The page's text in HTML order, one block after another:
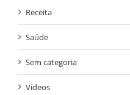
Receita
Saúde
Sem categoria
Vídeos